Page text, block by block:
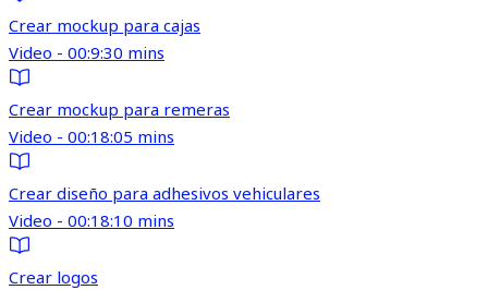
Crear mockup para cajas
Video - 00:9:30 mins
Crear mockup para remeras
Video - 00:18:05 mins
Crear diseño para adhesivos vehiculares
Video - 00:18:10 mins
Crear logos